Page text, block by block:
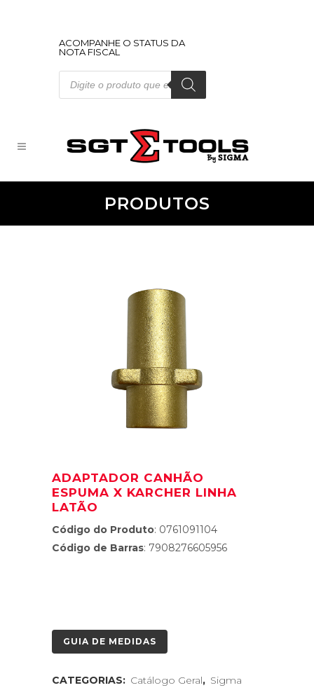
ACOMPANHE O STATUS DA
NOTA FISCAL
Pesquisar
produtos
PRODUTOS
ADAPTADOR CANHÃO
ESPUMA X KARCHER LINHA
LATÃO
Código do Produto: 0761091104
Código de Barras: 7908276605956
GUIA DE MEDIDAS
CATEGORIAS: Catálogo Geral, Sigma